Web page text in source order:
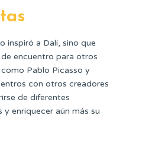
inspiró a Dalí, sino que
encuentro para otros
Pablo Picasso y
con otros creadores
de diferentes
enriquecer aún más su